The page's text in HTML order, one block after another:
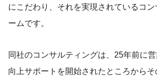
にこだわり、それを実現されているコ
ームです。
同社のコンサルティングは、25年前に
向上サポートを開始されたところからそ